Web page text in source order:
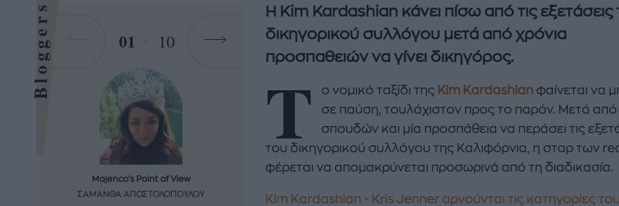
Η Kim Kardashian κάνει πίσω από τις εξετάσεις
δικηγορικού συλλόγου μετά από χρόνια
προσπαθειών να γίνει δικηγόρος.
Τ ο νομικό ταξίδι της Kim Kardashian φαίνεται να
σε παύση, τουλάχιστον προς το παρόν. Μετά από
σπουδών και μία προσπάθεια να περάσει τις
του δικηγορικού συλλόγου της Καλιφόρνια, η σταρ των
φέρεται να απομακρύνεται προσωρινά από τη διαδικασία.
Kim Kardashian - Kris Jenner αρνούνται τις κατηγορίες
Bloggers 01 10
Majenco's Point of View
ΣΑΜΑΝΘΑ ΑΠΟΣΤΟΛΟΠΟΥΛΟΥ
ΣΑΜΑΝΘΑ ΑΠΟΣΤΟΛΟΠΟΥΛΟΥ
ΔΑΦΝΗ ΚΑΡΑΒΟΚΥΡΗ